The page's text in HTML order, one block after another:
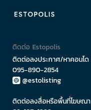
ติดต่อ Estopolis
ติดต่อลงประกาศ/หาคอนโด
095-890-2854
@estolisting
ติดต่อลงสื่อหรือพื้นที่โฆษณา